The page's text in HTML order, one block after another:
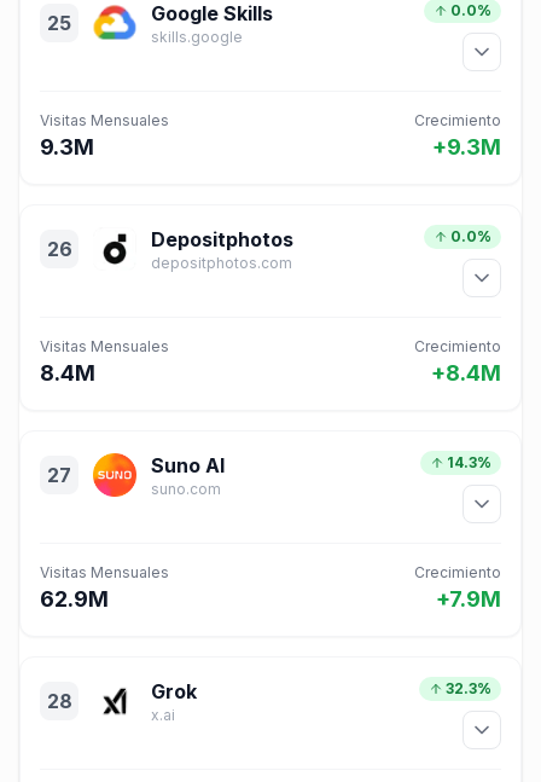
25 Google Skills
skills.google
0.0%
Visitas Mensuales
9.3M
Crecimiento
+9.3M
26 Depositphotos
depositphotos.com
0.0%
Visitas Mensuales
8.4M
Crecimiento
+8.4M
27 Suno AI
suno.com
14.3%
Visitas Mensuales
62.9M
Crecimiento
+7.9M
28 Grok
x.ai
32.3%